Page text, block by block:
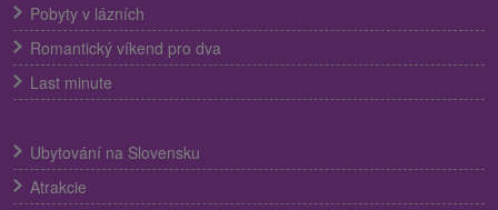
Pobyty v lázních
Romantický víkend pro dva
Last minute
Ubytování na Slovensku
Atrakcie